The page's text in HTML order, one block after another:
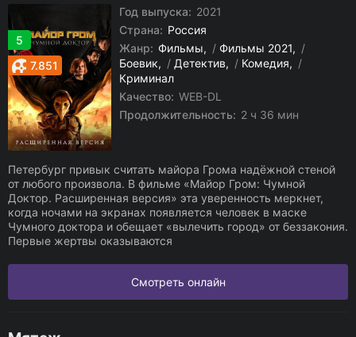
5
7.851
Год выпуска: 2021
Страна: Россия
Жанр: Фильмы / Фильмы 2021
/
Боевик
/ Детектив / Комедия
/
Криминал
Качество: WEB-DL
Продолжительность: 2 ч 36 мин
Петербург привык считать майора Грома надёжной стеной
от любого произвола. В фильме «Майор Гром: Чумной
Доктор. Расширенная версия» эта уверенность меркнет,
когда ночами на экранах появляется человек в маске
Чумного доктора и обещает «вылечить город» от беззакония.
Первые жертвы оказываются
Смотреть онлайн